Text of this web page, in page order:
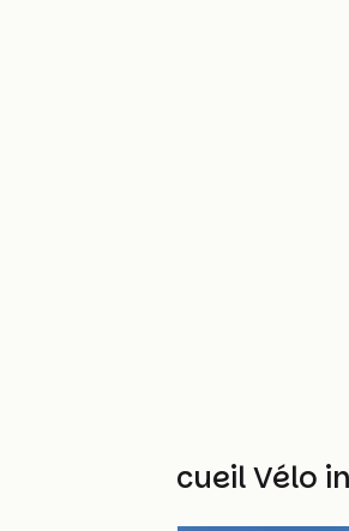
Weitere Accueil Vélo